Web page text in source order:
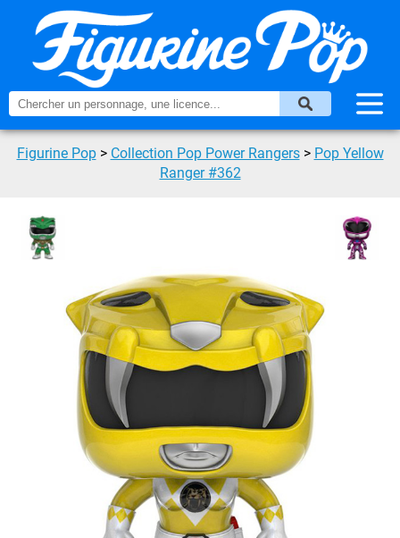
Figurine Pop > Collection Pop Power Rangers > Pop Yellow
Ranger #362